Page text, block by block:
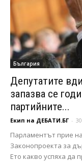
България
Депутатите
запазва се
партийните...
Екип на ДЕБАТИ.БГ -
Парламентът прие
Законопроекта за
Ето какво успяха да